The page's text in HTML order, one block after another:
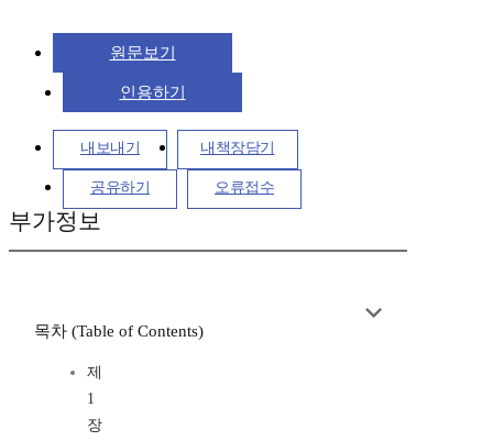
원문보기
인용하기
내보내기 내책장담기
공유하기 오류접수
부가정보
목차 (Table of Contents)
제
1
장